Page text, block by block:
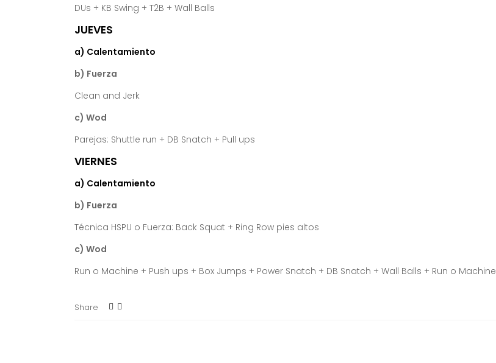
DUs + KB Swing + T2B + Wall Balls
JUEVES
a) Calentamiento
b) Fuerza
Clean and Jerk
c) Wod
Parejas: Shuttle run + DB Snatch + Pull ups
VIERNES
a) Calentamiento
b) Fuerza
Técnica HSPU o Fuerza: Back Squat + Ring Row pies altos
c) Wod
Run o Machine + Push ups + Box Jumps + Power Snatch + DB Snatch + Wall Balls + Run o Machine
Share